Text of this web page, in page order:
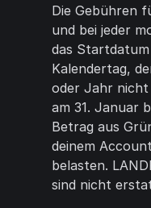
Die Gebühren
und bei jeder
das
Kalendertag,
oder Jahr nicht
am 31. Januar
Betrag aus
deinem
belasten.
sind nicht